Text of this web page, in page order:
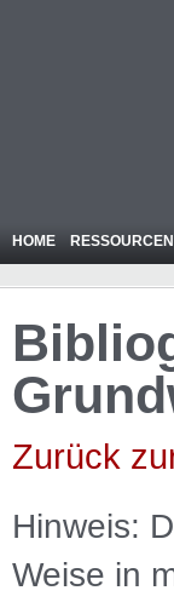
HOME RESSOURCEN
Zurück
Hinweis:
Weise in